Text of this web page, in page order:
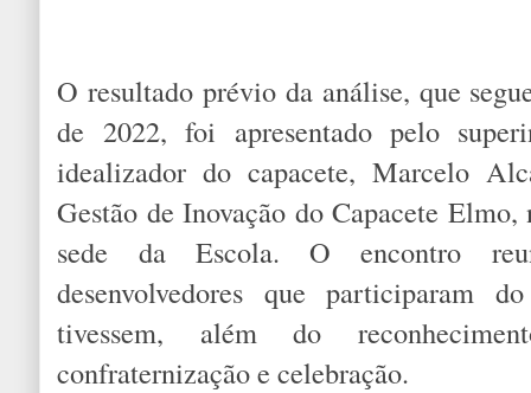
O resultado prévio da análise, que
de 2022, foi apresentado pelo
idealizador do capacete, Marcelo
Gestão de Inovação do Capacete
sede da Escola. O encontro
desenvolvedores que participaram
tivessem, além do
confraternização e celebração.